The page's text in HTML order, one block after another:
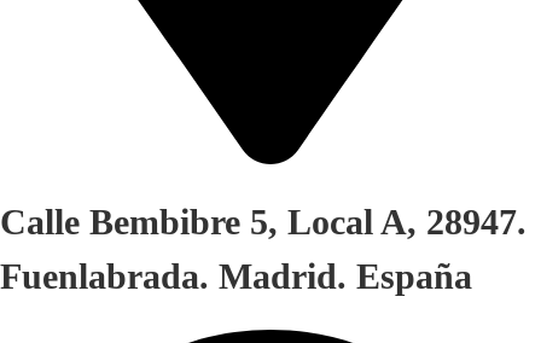
Calle Bembibre 5, Local A, 28947.
Fuenlabrada. Madrid. España